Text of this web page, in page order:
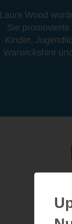
Laura Wood
Sie
Kinder,
Warwickshire